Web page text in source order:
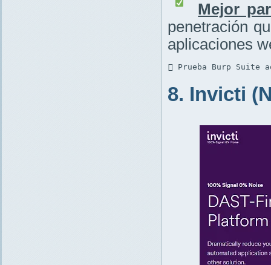
Mejor
penetración
aplicaciones
 Prueba Burp Suite
8. Invicti